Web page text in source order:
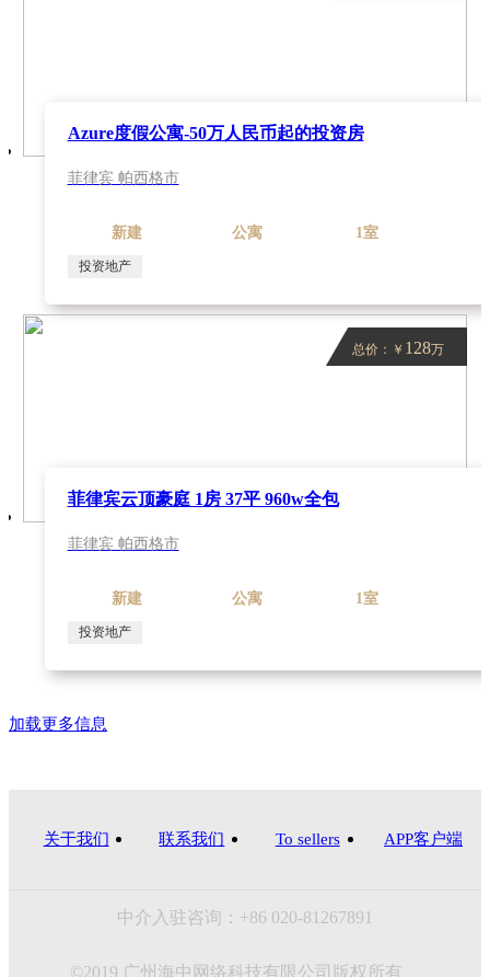
Azure度假公寓-50万人民币起的投资房
菲律宾 帕西格市
新建 公寓 1室
投资地产
总价：￥ 128万
菲律宾云顶豪庭 1房 37平 960w全包
菲律宾 帕西格市
新建 公寓 1室
投资地产
加载更多信息
关于我们 联系我们 To sellers APP客户端
中介入驻咨询：+86 020-81267891
©2019 广州海中网络科技有限公司版权所有